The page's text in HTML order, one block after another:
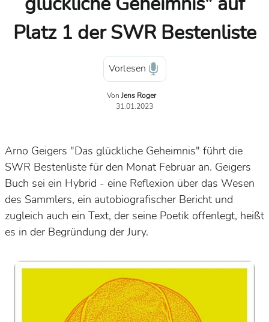
Platz 1 der SWR Bestenliste
Vorlesen
Von Jens Roger
31.01.2023
Arno Geigers "Das glückliche Geheimnis" führt die
SWR Bestenliste für den Monat Februar an. Geigers
Buch sei ein Hybrid - eine Reflexion über das Wesen
des Sammlers, ein autobiografischer Bericht und
zugleich auch ein Text, der seine Poetik offenlegt, heißt
es in der Begründung der Jury.